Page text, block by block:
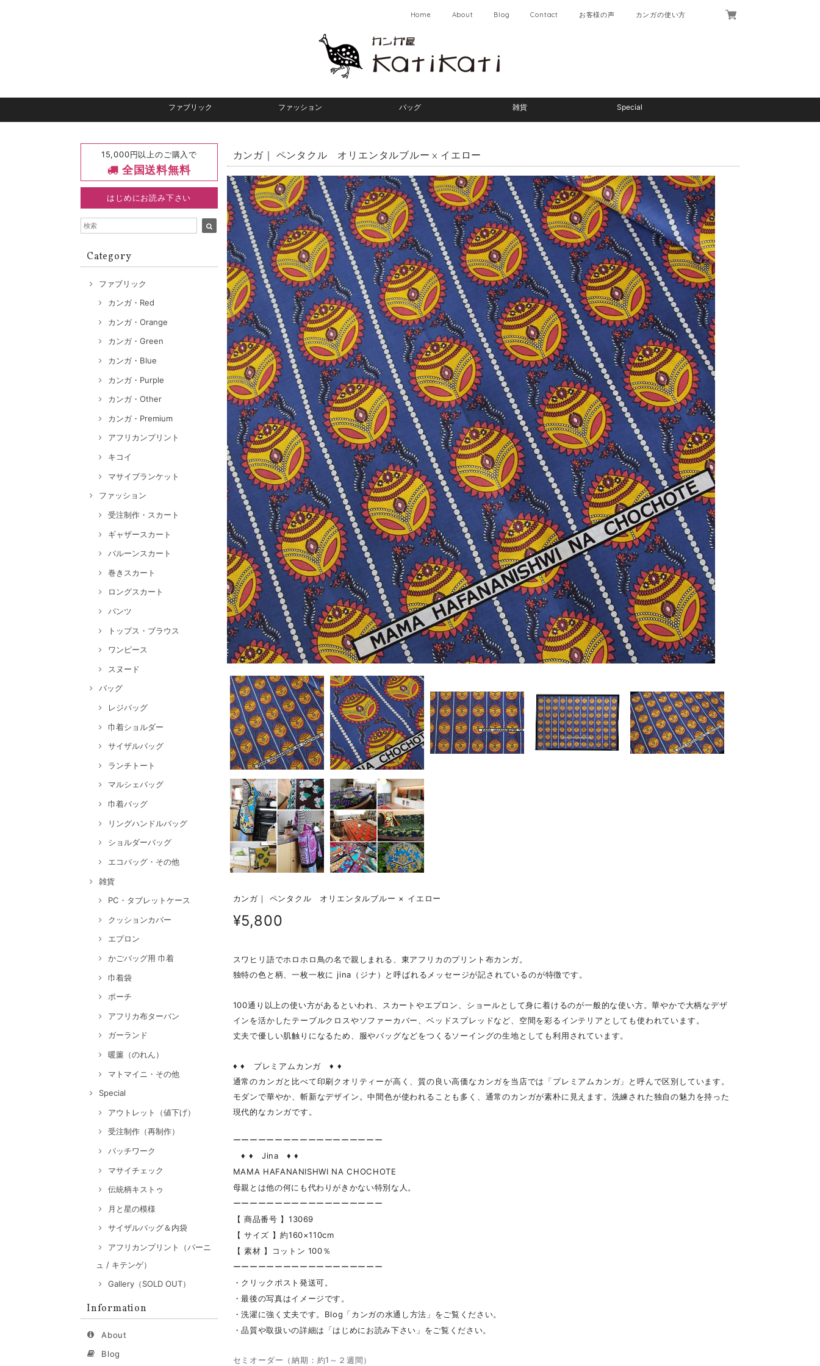
Home About Blog Contact お客様の声 カンガの使い方
ファブリック ファッション バッグ 雑貨 Special
15,000円以上のご購入で
全国送料無料
はじめにお読み下さい
Category
ファブリック
カンガ・Red
カンガ・Orange
カンガ・Green
カンガ・Blue
カンガ・Purple
カンガ・Other
カンガ・Premium
アフリカンプリント
キコイ
マサイブランケット
ファッション
受注制作・スカート
ギャザースカート
バルーンスカート
巻きスカート
ロングスカート
パンツ
トップス・ブラウス
ワンピース
スヌード
バッグ
レジバッグ
巾着ショルダー
サイザルバッグ
ランチトート
マルシェバッグ
巾着バッグ
リングハンドルバッグ
ショルダーバッグ
エコバッグ・その他
雑貨
PC・タブレットケース
クッションカバー
エプロン
かごバッグ用 巾着
巾着袋
ポーチ
アフリカ布ターバン
ガーランド
暖簾（のれん）
マトマイニ・その他
Special
アウトレット（値下げ）
受注制作（再制作）
パッチワーク
マサイチェック
伝統柄キストゥ
月と星の模様
サイザルバッグ＆内袋
アフリカンプリント（パーニ
ュ / キテンゲ）
Gallery（SOLD OUT）
Information
About
Blog
カンガ｜ ペンタクル オリエンタルブルー × イエロー
カンガ｜ ペンタクル オリエンタルブルー × イエロー
¥5,800
スワヒリ語でホロホロ鳥の名で親しまれる、東アフリカのプリント布カンガ。
独特の色と柄、一枚一枚に jina（ジナ）と呼ばれるメッセージが記されているのが特徴です。
100通り以上の使い方があるといわれ、スカートやエプロン、ショールとして身に着けるのが一般的な使い方。華やかで大柄なデザ
インを活かしたテーブルクロスやソファーカバー、ベッドスプレッドなど、空間を彩るインテリアとしても使われています。
丈夫で優しい肌触りになるため、服やバッグなどをつくるソーイングの生地としても利用されています。
♦ ♦ プレミアムカンガ ♦ ♦
通常のカンガと比べて印刷クオリティーが高く、質の良い高価なカンガを当店では「プレミアムカンガ」と呼んで区別しています。
モダンで華やか、斬新なデザイン。中間色が使われることも多く、通常のカンガが素朴に見えます。洗練された独自の魅力を持った
現代的なカンガです。
ーーーーーーーーーーーーーーーーーー
♦ ♦ Jina ♦ ♦
MAMA HAFANANISHWI NA CHOCHOTE
母親とは他の何にも代わりがきかない特別な人。
ーーーーーーーーーーーーーーーーーー
【 商品番号 】13069
【 サイズ 】約160×110cm
【 素材 】コットン 100％
ーーーーーーーーーーーーーーーーーー
・クリックポスト発送可。
・最後の写真はイメージです。
・洗濯に強く丈夫です。Blog「カンガの水通し方法」をご覧ください。
・品質や取扱いの詳細は「はじめにお読み下さい」をご覧ください。
セミオーダー（納期：約1～２週間）